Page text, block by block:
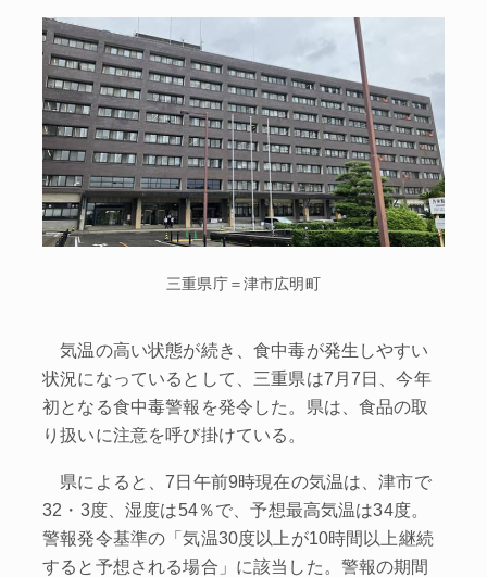
三重県庁＝津市広明町
気温の高い状態が続き、食中毒が発生しやすい
状況になっているとして、三重県は7月7日、今年
初となる食中毒警報を発令した。県は、食品の取
り扱いに注意を呼び掛けている。
県によると、7日午前9時現在の気温は、津市で
32・3度、湿度は54％で、予想最高気温は34度。
警報発令基準の「気温30度以上が10時間以上継続
すると予想される場合」に該当した。警報の期間